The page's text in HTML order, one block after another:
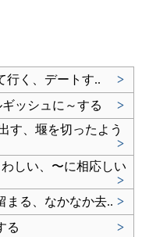
行く、デートす..
>
ッシュに～する
>
す、堰を切ったよう
>
しい、〜に相応しい
>
まる、なかなか去.. >
る
>